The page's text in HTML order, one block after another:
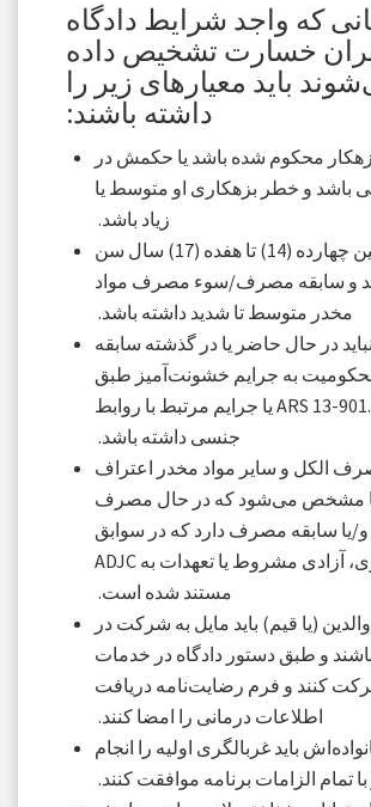
که واجد شرایط دادگاه
خسارت تشخیص داده
باید معیارهای زیر را
داشته باشند:
محکوم شده باشد یا حکمش در
باشد و خطر بزهکاری او متوسط ​​یا
زیاد باشد.
نوجوان باید بین چهارده (14) تا هفده (17) سال سن
و سابقه مصرف/سوء مصرف مواد
مخدر متوسط ​​تا شدید داشته باشد.
در حال حاضر یا در گذشته سابقه
به جرایم خشونت‌آمیز طبق
تعریف ARS 13-901.03 B یا جرایم مرتبط با روابط
جنسی داشته باشد.
الکل و سایر مواد مخدر اعتراف
مشخص می‌شود که در حال مصرف
یا سابقه مصرف دارد که در سوابق
دستگیری، آزادی مشروط یا تعهدات به ADJC
مستند شده است.
(یا قیم) باید مایل به شرکت در
و طبق دستور دادگاه در خدمات
کنند و فرم رضایت‌نامه دریافت
اطلاعات درمانی را امضا کنند.
باید غربالگری اولیه را انجام
تمام الزامات برنامه موافقت کنند.